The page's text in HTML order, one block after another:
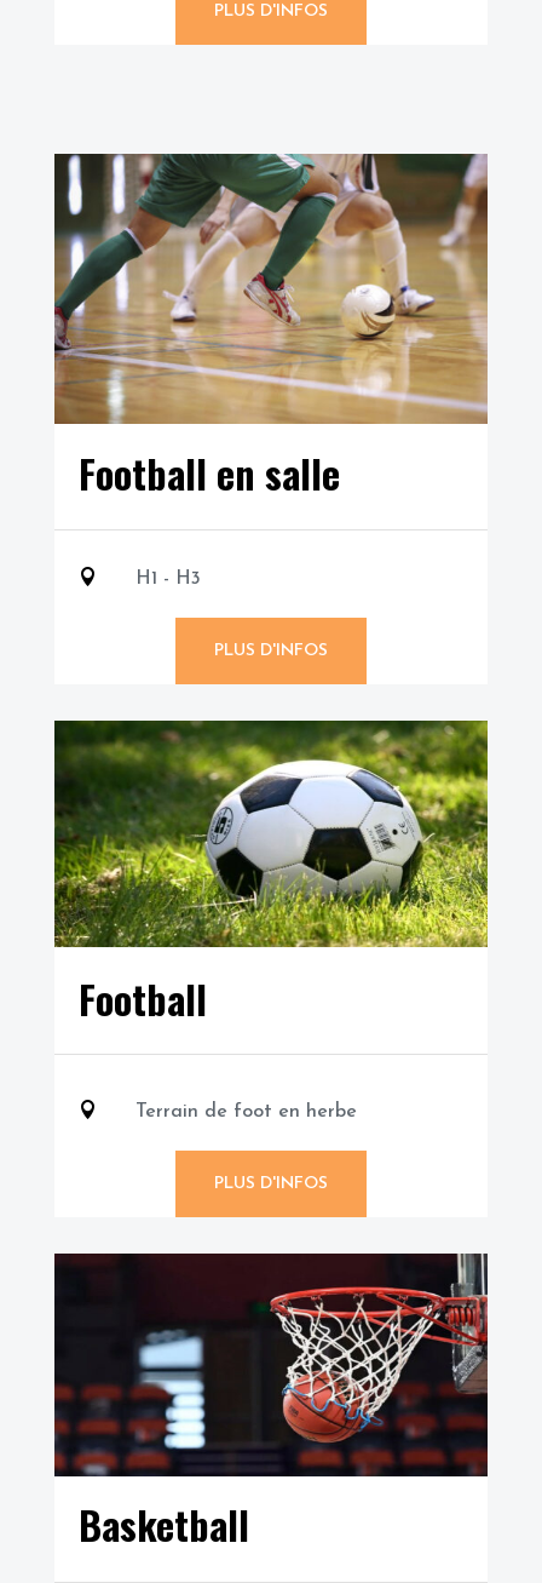
PLUS D'INFOS
Football en salle
 H1 - H3
PLUS D'INFOS
Football
 Terrain de foot en herbe
PLUS D'INFOS
Basketball